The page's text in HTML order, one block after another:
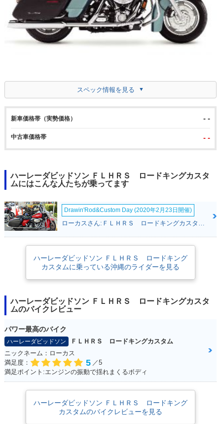
スペック情報を見る
新車価格帯（実勢価格） - -
中古車価格帯 - -
ハーレーダビッドソン ＦＬＨＲＳ ロードキングカスタ
ムにはこんな人たちが乗ってます
Drawin'Rod&Custom Day (2020年2月23日開催)
ローカスさん:ＦＬＨＲＳ ロードキングカスタム(ハーレーダビッドソン)
ハーレーダビッドソン ＦＬＨＲＳ ロードキング
カスタムに乗っている沖縄のライダーを見る
ハーレーダビッドソン ＦＬＨＲＳ ロードキングカスタ
ムのバイクレビュー
パワー最高のバイク
ハーレーダビッドソン
ＦＬＨＲＳ ロードキングカスタム
ニックネーム：ローカス
満足度：
5 ／5
満足ポイント:エンジンの振動で揺れまくるボディ
ハーレーダビッドソン ＦＬＨＲＳ ロードキング
カスタムのバイクレビューを見る